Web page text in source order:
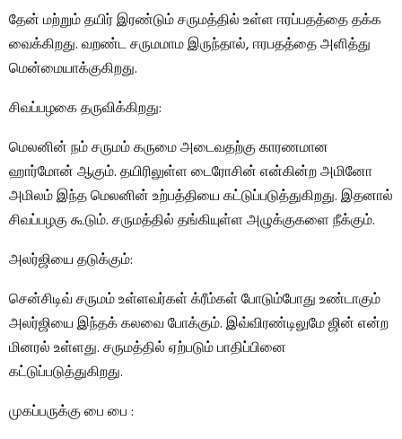
தேன் மற்றும் தயிர் இரண்டும் சருமத்தில் உள்ள ஈரப்பதத்தை தக்க
வைக்கிறது. வறண்ட சருமமாம இருந்தால், ஈரபதத்தை அளித்து
மென்மையாக்குகிறது.
சிவப்பழகை தருவிக்கிறது:
மெலனின் நம் சருமம் கருமை அடைவதற்கு காரணமான
ஹார்மோன் ஆகும். தயிரிலுள்ள டைரோசின் என்கின்ற அமினோ
அமிலம் இந்த மெலனின் உற்பத்தியை கட்டுப்படுத்துகிறது. இதனால்
சிவப்பழகு கூடும். சருமத்தில் தங்கியுள்ள அழுக்குகளை நீக்கும்.
அலர்ஜியை தடுக்கும்:
சென்சிடிவ் சருமம் உள்ளவர்கள் க்ரீம்கள் போடும்போது உண்டாகும்
அலர்ஜியை இந்தக் கலவை போக்கும். இவ்விரண்டிலுமே ஜின் என்ற
மினரல் உள்ளது. சருமத்தில் ஏற்படும் பாதிப்பினை
கட்டுப்படுத்துகிறது.
முகப்பருக்கு பை பை :